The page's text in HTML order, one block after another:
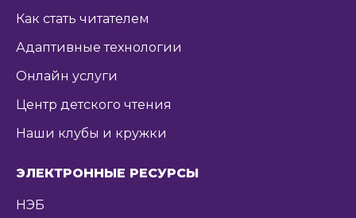
Как стать читателем
Адаптивные технологии
Онлайн услуги
Центр детского чтения
Наши клубы и кружки
ЭЛЕКТРОННЫЕ РЕСУРСЫ
НЭБ